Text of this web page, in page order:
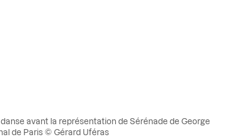
avant la représentation de Sérénade de George
de Paris © Gérard Uféras